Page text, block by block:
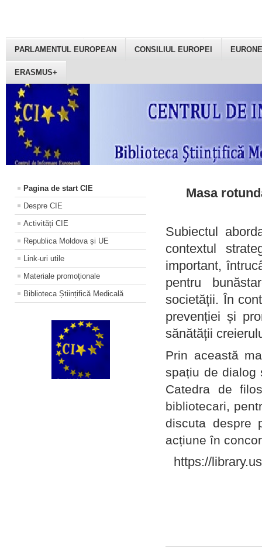
PARLAMENTUL EUROPEAN CONSILIUL EUROPEI
ERASMUS+
Pagina de start CIE
Despre CIE
Activități CIE
Republica Moldova și UE
Link-uri utile
Materiale promoţionale
Biblioteca Științifică Medicală
Masa
Subiectul
contextul
important,
pentru
societății. În
prevenției și
sănătății
Prin această
spațiu de dialog
Catedra de
bibliotecari,
discuta despre
acțiune în
https://